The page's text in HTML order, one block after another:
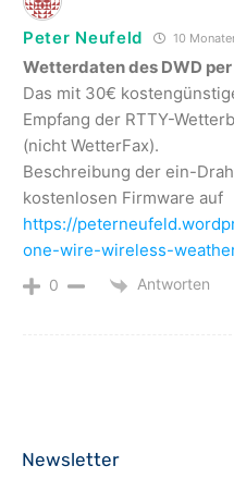
Peter Neufeld 10
Wetterdaten des DWD
Das mit 30€
Empfang der RTTY-
(nicht WetterFax).
Beschreibung der ein-
kostenlosen Firmware auf
https://
one-wire-wireless-
0 Antworten
Newsletter